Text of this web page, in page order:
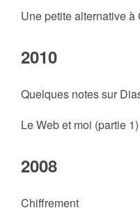
Une petite alternative à
2010
Quelques notes sur
Le Web et moi (partie 1)
2008
Chiffrement